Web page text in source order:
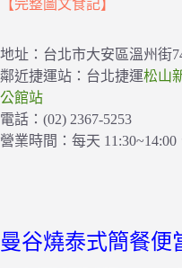
【完整圖文食記】
地址：台北市大安區溫州街
鄰近捷運站：台北捷運松山
公館站
電話：(02) 2367-5253
營業時間：每天 11:30~14:00
曼谷燒泰式簡餐便